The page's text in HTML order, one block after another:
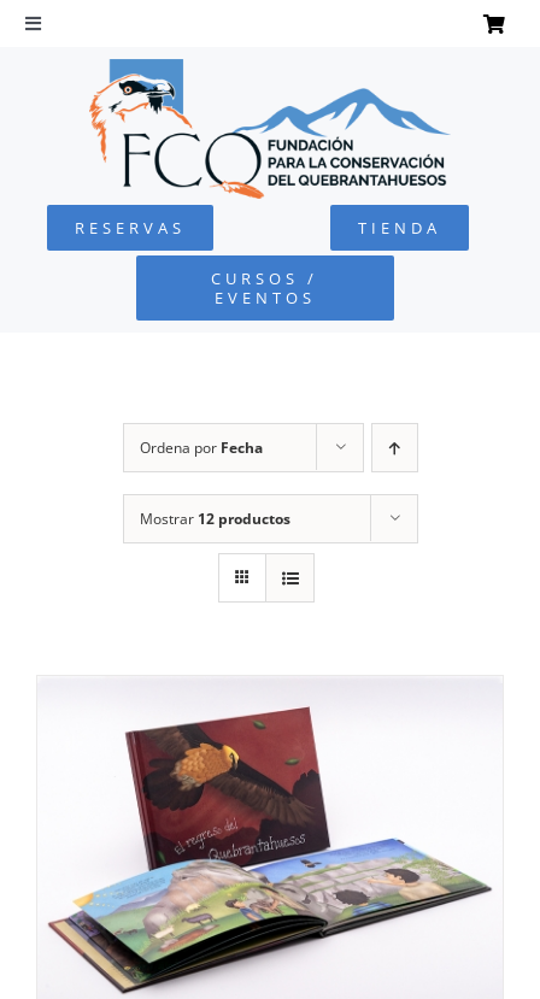
Saltar
Toggle
Navigation
QUEBRANTAHUESOS
FUNDACIÓN
RESERVAS TIENDA
CURSOS /
EVENTOS
Ordena por Fecha
Mostrar 12 productos